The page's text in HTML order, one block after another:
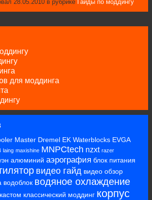
для моддинга
Master Dremel EK Waterblocks EVGA
laing maxishine MNPCtech nzxt razer
алюминий аэрография блок питания
видео гайд видео обзор
водоблок водяное охлаждение
кастом классический моддинг корпус
28.05.2010 в рубрике Гайды по моддингу